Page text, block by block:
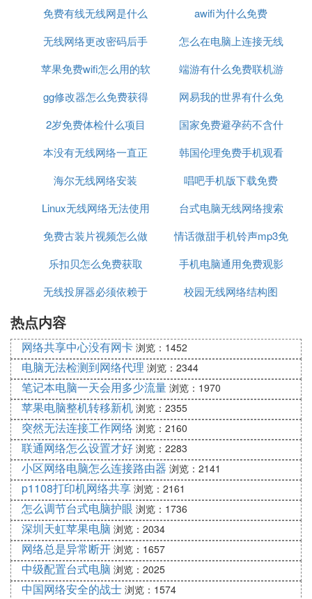
1、路由器可能设置了设备不支持的无线信道，有些
笔记本或者电视盒子、智能电视的无线网卡可能不支
在路由器后台修改无线网络的信道。
2、无线网卡与路由器的无线信道设置区间不同。如
也可以对电脑进行设置信道区间，例如路由器设置了
12或者13无线信道，而电脑的无线网卡无线信道设置
电脑及笔记本电脑自动连接家里或工作网络确实方
便，但当用户在外使用公共Wi-Fi时自动连接Wi-Fi网
络可能会导致一些麻烦，甚至可能遭到黑客的攻击。
2、在移动银行及购物方面用户须保持精明”。用户最
好在家时才进行与网上银行或购物相关的事项。如果
用户确实需要进行一项紧急资产转移，或者立刻购买
能够节省一大笔费用，那么使用手机网络
-Fi更安全。
3、在数字世界里并不是所有的危险都源于高科技，
用户在使用公共Wi-Fi时须保持小心谨慎，以防有人
从背后偷窥。当用户在繁忙的机场休息室里使用公共
Wi-Fi时，可能会有人偷窥，希望用户可能透露出一
个用户名、密码或者信用卡号码等信息。
㈢ 电脑找不到wifi网络怎么回事
以Windows10系统为例，关于电脑搜不到wifi的原因
如下所示：
1、WiFi信号距离太远没有信号，无线路由器放的太
远或者是因为隔的东西太多，从而让信号不太好。
这个网络是什么原因
免费有线无线网是什么
意思
awifi为什么免费
无线网络更改密码后手
机连接不上
怎么在电脑上连接无线
网络密码
苹果免费wifi怎么用的软
件
端游有什么免费联机游
戏好玩
gg修改器怎么免费获得
脚本
网易我的世界有什么免
费枪械模组
2岁免费体检什么项目
国家免费避孕药不含什
么
本没有无线网络一直正
在识别
韩国伦理免费手机观看
海尔无线网络安装
唱吧手机版下载免费
Linux无线网络无法使用
台式电脑无线网络搜索
不到网络
免费古装片视频怎么做
的
情话微甜手机铃声mp3免
费下载
乐扣贝怎么免费获取
手机电脑通用免费观影
软件
无线投屏器必须依赖于
校园无线网络结构图
热点内容
网络共享中心没有网卡 浏览：1452
电脑无法检测到网络代理 浏览：2344
笔记本电脑一天会用多少流量 浏览：1970
苹果电脑整机转移新机 浏览：2355
突然无法连接工作网络 浏览：2160
联通网络怎么设置才好 浏览：2283
小区网络电脑怎么连接路由器 浏览：2141
p1108打印机网络共享 浏览：2161
怎么调节台式电脑护眼 浏览：1736
深圳天虹苹果电脑 浏览：2034
网络总是异常断开 浏览：1657
中级配置台式电脑 浏览：2025
中国网络安全的战士 浏览：1574